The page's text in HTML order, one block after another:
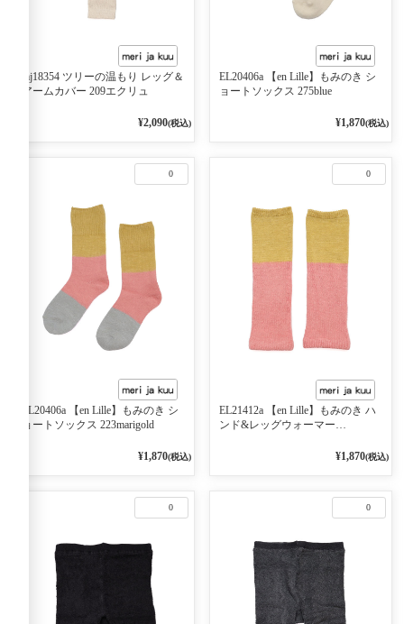
mj18354 ツリーの温もり レッグ＆
アームカバー 209エクリュ
¥2,090(税込)
EL20406a 【en Lille】もみのき シ
ョートソックス 275blue
¥1,870(税込)
0
EL20406a 【en Lille】もみのき シ
ョートソックス 223marigold
¥1,870(税込)
0
EL21412a 【en Lille】もみのき ハ
ンド&レッグウォーマー
¥1,870(税込)
0 0